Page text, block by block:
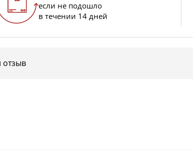
если не подошло
в течении 14 дней
отзыв